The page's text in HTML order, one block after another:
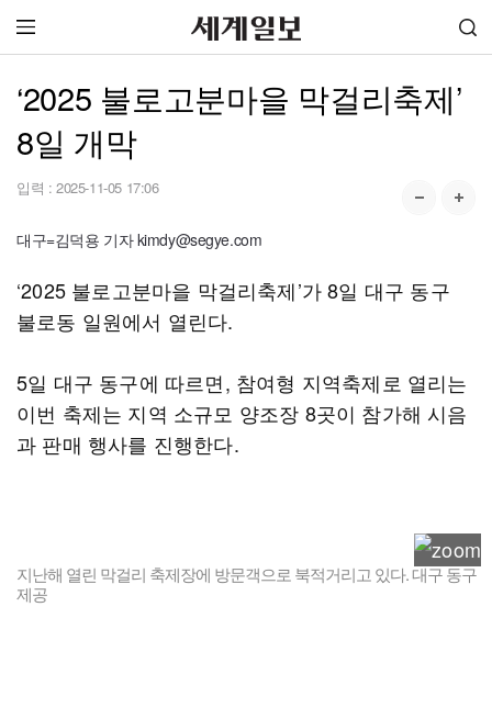
‘2025 불로고분마을 막걸리축제’
8일 개막
입력 : 2025-11-05 17:06
대구=김덕용 기자 kimdy@segye.com
‘2025 불로고분마을 막걸리축제’가 8일 대구 동구
불로동 일원에서 열린다.
5일 대구 동구에 따르면, 참여형 지역축제로 열리는
이번 축제는 지역 소규모 양조장 8곳이 참가해 시음
과 판매 행사를 진행한다.
지난해 열린 막걸리 축제장에 방문객으로 북적거리고 있다. 대구 동구
제공